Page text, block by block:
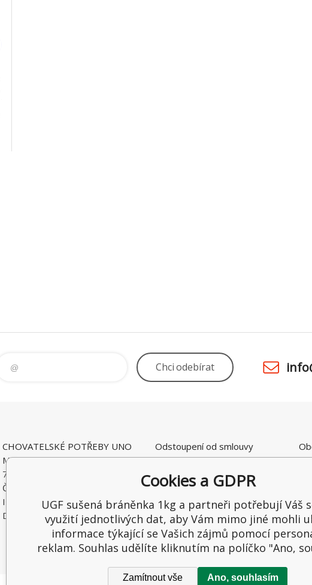
Chciodebírat
CHOVATELSKÉ POTŘEBY UNO
Malé Heraltice 28
74775 Velké Heraltice
Česká Republika
IČO: 61953741
DIČ: CZ7405265549
Odstoupení od smlouvy
Kamenná prodejna
Reklamace
Recenze
Cookies a GDPR
UGF sušená bráněnka 1kg a partneři potřebují Váš
využití jednotlivých dat, aby Vám mimo jiné mohli
informace týkající se Vašich zájmů pomocí
reklam. Souhlas udělíte kliknutím na políčko "Ano,
Zamítnout vše Ano, souhlasím